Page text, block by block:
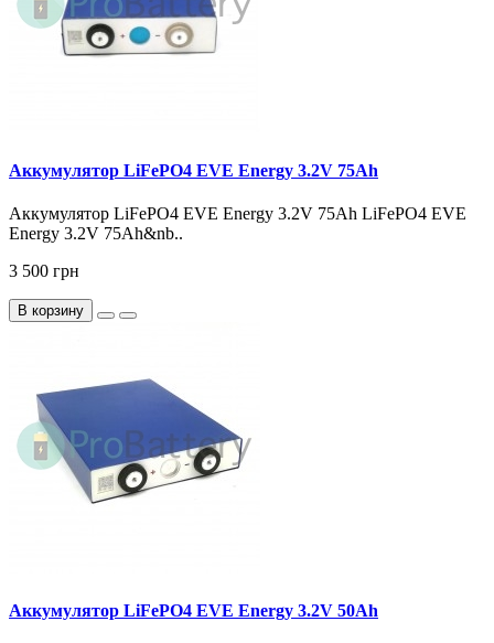
Аккумулятор LiFePO4 EVE Energy 3.2V 75Ah
Аккумулятор LiFePO4 EVE Energy 3.2V 75Ah LiFePO4 EVE
Energy 3.2V 75Ah&nb..
3 500 грн
В корзину
Аккумулятор LiFePO4 EVE Energy 3.2V 50Ah